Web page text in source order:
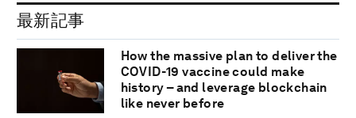
最新記事
How the massive plan to deliver the
COVID-19 vaccine could make
history – and leverage blockchain
like never before